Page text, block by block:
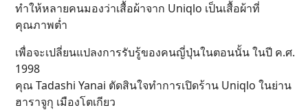
ทำให้หลายคนมองว่าเสื้อผ้าจาก Uniqlo เป็นเสื้อผ้าที่
คุณภาพต่ำ
เพื่อจะเปลี่ยนแปลงการรับรู้ของคนญี่ปุ่นในตอนนั้น ในปี ค.ศ.
1998
คุณ Tadashi Yanai ตัดสินใจทำการเปิดร้าน Uniqlo ในย่าน
ฮาราจูกุ เมืองโตเกียว